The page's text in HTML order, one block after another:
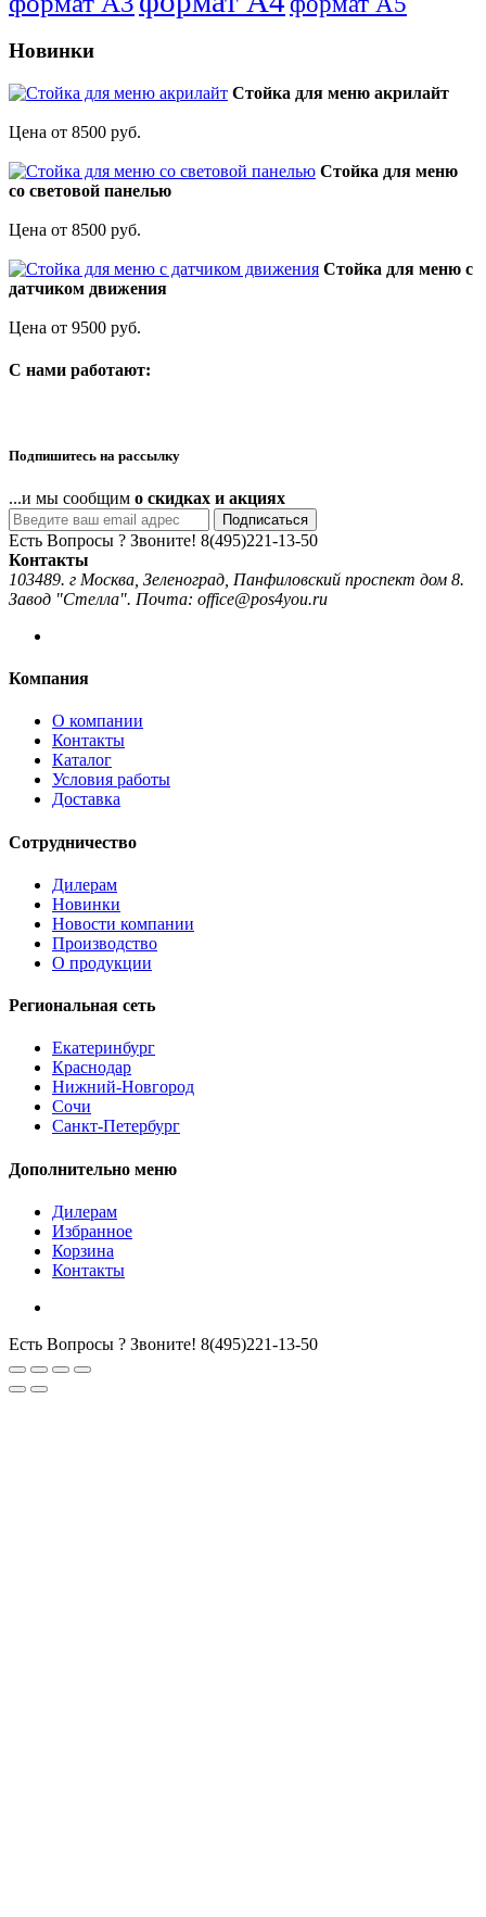
Новинки
Стойка для меню акрилайт
Цена от 8500 руб.
Стойка для меню
со световой панелью
Цена от 8500 руб.
Стойка для меню с
датчиком движения
Цена от 9500 руб.
C нами работают:
Подпишитесь на рассылку
...и мы сообщим о скидках и акциях
Подписаться
Есть Вопросы ? Звоните! 8(495)221-13-50
Контакты
103489. г Москва, Зеленоград, Панфиловский проспект дом 8.
Завод "Стелла". Почта: office@pos4you.ru
Компания
О компании
Контакты
Каталог
Условия работы
Доставка
Сотрудничество
Дилерам
Новинки
Новости компании
Производство
О продукции
Региональная сеть
Екатеринбург
Краснодар
Нижний-Новгород
Сочи
Санкт-Петербург
Дополнительно меню
Дилерам
Избранное
Корзина
Контакты
Есть Вопросы ? Звоните! 8(495)221-13-50